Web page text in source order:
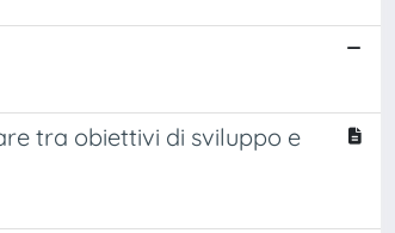
tra obiettivi di sviluppo e